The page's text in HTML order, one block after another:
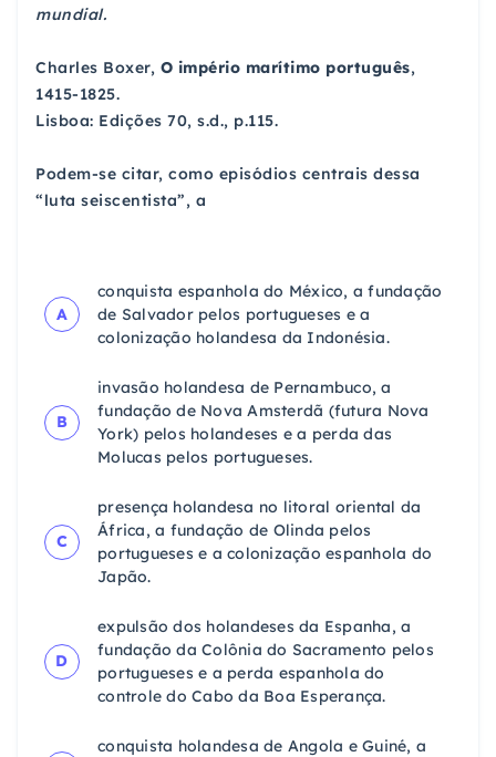
mundial.
Charles Boxer, O império marítimo português,
1415-1825.
Lisboa: Edições 70, s.d., p.115.
Podem-se citar, como episódios centrais dessa
“luta seiscentista”, a
A
conquista espanhola do México, a fundação
de Salvador pelos portugueses e a
colonização holandesa da Indonésia.
B
invasão holandesa de Pernambuco, a
fundação de Nova Amsterdã (futura Nova
York) pelos holandeses e a perda das
Molucas pelos portugueses.
C
presença holandesa no litoral oriental da
África, a fundação de Olinda pelos
portugueses e a colonização espanhola do
Japão.
D
expulsão dos holandeses da Espanha, a
fundação da Colônia do Sacramento pelos
portugueses e a perda espanhola do
controle do Cabo da Boa Esperança.
conquista holandesa de Angola e Guiné, a